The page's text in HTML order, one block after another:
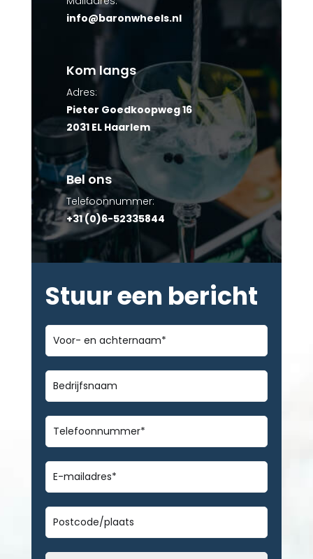
info@baronwheels.nl
Kom langs
Adres:
Pieter Goedkoopweg 16
2031 EL Haarlem
Bel ons
Telefoonnummer:
+31 (0)6-52335844
Stuur een bericht
Voor-
en
achternaam*
Bedrijfsnaam
Telefoonnummer*
E-
mailadres*
Geen
titel